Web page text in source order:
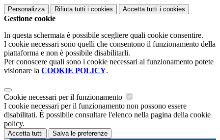
Personalizza Rifiuta tutti i cookies Accetta tutti i cookies
Gestione cookie
In questa schermata è possibile scegliere quali cookie consentire.
I cookie necessari sono quelli che consentono il funzionamento della
piattaforma e non è possibile disabilitarli.
Per conoscere quali sono i cookie necessari al funzionamento potete
visionare la COOKIE POLICY.
Cookie necessari per il funzionamento
I cookie necessari per il funzionamento non possono essere
disabilitati. È possibile consultare l'elenco nella pagina della cookie
policy.
Accetta tutti Salva le preferenze